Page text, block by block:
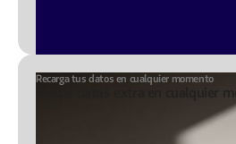
Recarga tus datos en cualquier momento
Añade datos extra en cualquier